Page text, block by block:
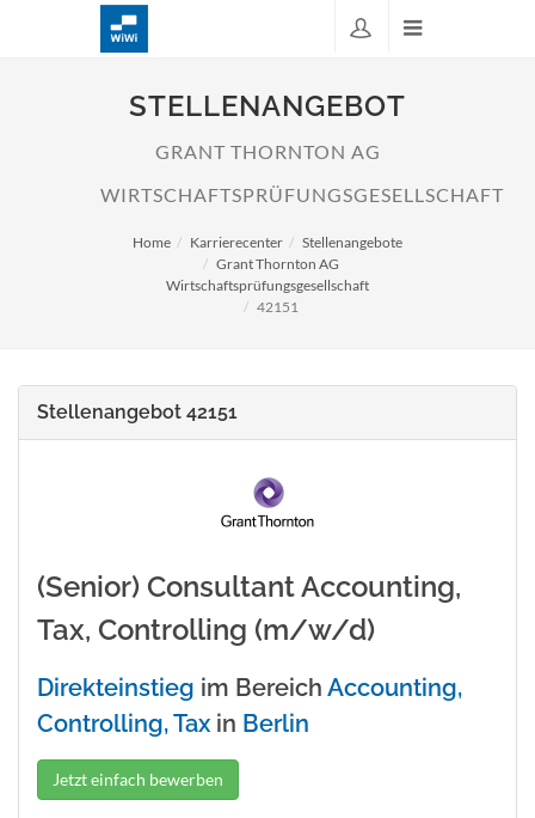
STELLENANGEBOT
GRANT THORNTON AG
WIRTSCHAFTSPRÜFUNGSGESELLSCHAFT
Home Karrierecenter
Stellenangebote
Grant Thornton AG
Wirtschaftsprüfungsgesellschaft
42151
Stellenangebot 42151
(Senior) Consultant Accounting,
Tax, Controlling (m/w/d)
Direkteinstieg im Bereich Accounting,
Controlling, Tax in Berlin
Jetzt einfach bewerben